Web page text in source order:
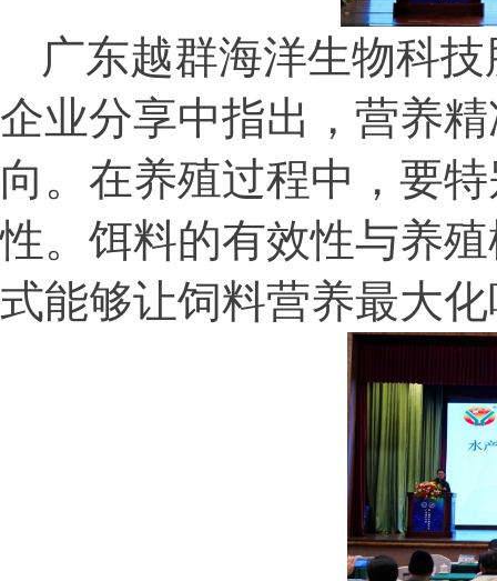
广东越群海洋生物科
企业分享中指出，营养
向。在养殖过程中，要
性。饵料的有效性与养
式能够让饲料营养最大